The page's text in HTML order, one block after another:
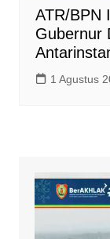
ATR/BPN
Gubernur
1 Agustus